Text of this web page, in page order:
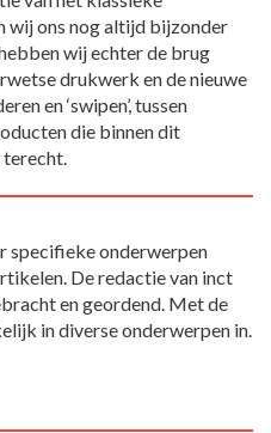
wij ons nog altijd bijzonder
wij echter de brug
drukwerk en de nieuwe
en ‘swipen’, tussen
die binnen dit
specifieke onderwerpen
De redactie van inct
en geordend. Met de
in diverse onderwerpen in.